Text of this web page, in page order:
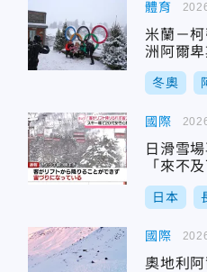
體育
米蘭－
洲阿爾
冬奧
國際
日滑雪
「來不
日本
國際
奧地利